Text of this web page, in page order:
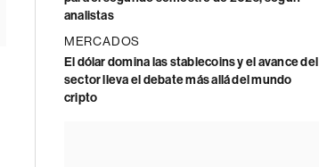
analistas
MERCADOS
El dólar domina las stablecoins y el avance del
sector lleva el debate más allá del mundo
cripto